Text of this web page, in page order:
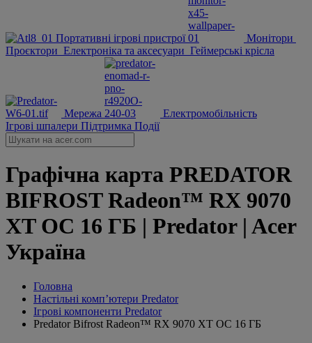
Портативні ігрові пристрої
Монітори
Проєктори Електроніка та аксесуари Геймерські крісла
Мережа
Електромобільність
Ігрові шпалери Підтримка Події
Графічна карта PREDATOR
BIFROST Radeon™ RX 9070
XT OC 16 ГБ | Predator | Acer
Україна
Головна
Настільні комп’ютери Predator
Ігрові компоненти Predator
Predator Bifrost Radeon™ RX 9070 XT OC 16 ГБ